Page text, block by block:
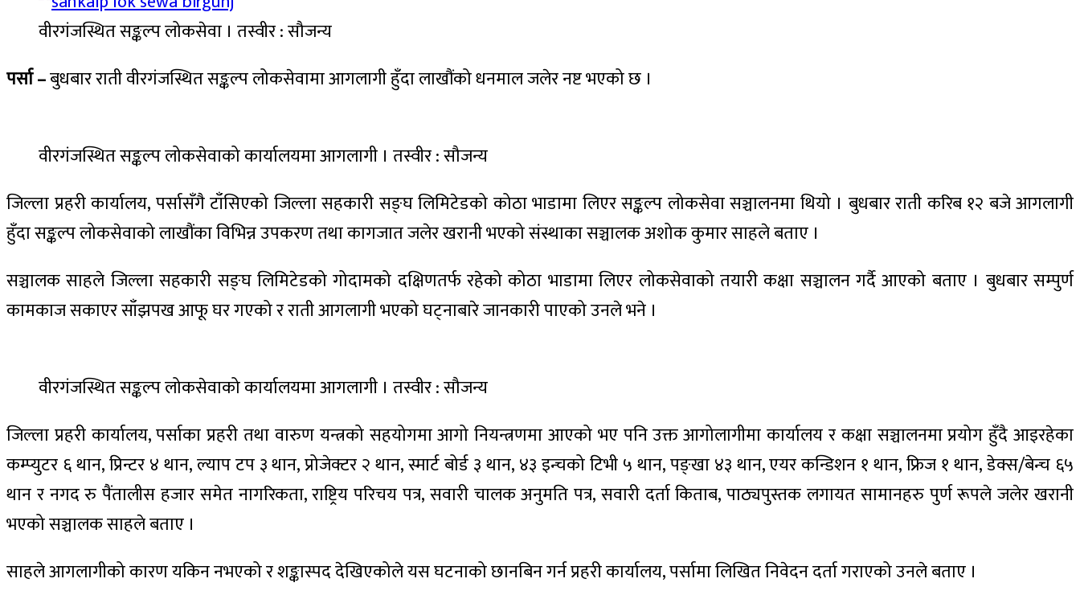
वीरगंजस्थित सङ्कल्प लोकसेवा । तस्वीर : सौजन्य
पर्सा –बुधबार राती वीरगंजस्थित सङ्कल्प लोकसेवामा आगलागी हुँदा लाखौंको धनमाल जलेर नष्ट भएको छ ।
वीरगंजस्थित सङ्कल्प लोकसेवाको कार्यालयमा आगलागी । तस्वीर : सौजन्य
जिल्ला प्रहरी कार्यालय, पर्सासँगै टाँसिएको जिल्ला सहकारी सङ्घ लिमिटेडको कोठा भाडामा लिएर सङ्कल्प लोकसेवा सञ्चालनमा थियो । बुधबार राती करिब १२ बजे आगलागी
हुँदा सङ्कल्प लोकसेवाको लाखौंका विभिन्न उपकरण तथा कागजात जलेर खरानी भएको संस्थाका सञ्चालक अशोक कुमार साहले बताए ।
सञ्चालक साहले जिल्ला सहकारी सङ्घ लिमिटेडको गोदामको दक्षिणतर्फ रहेको कोठा भाडामा लिएर लोकसेवाको तयारी कक्षा सञ्चालन गर्दै आएको बताए । बुधबार सम्पुर्ण
कामकाज सकाएर साँझपख आफू घर गएको र राती आगलागी भएको घट्नाबारे जानकारी पाएको उनले भने ।
वीरगंजस्थित सङ्कल्प लोकसेवाको कार्यालयमा आगलागी । तस्वीर : सौजन्य
जिल्ला प्रहरी कार्यालय, पर्साका प्रहरी तथा वारुण यन्त्रको सहयोगमा आगो नियन्त्रणमा आएको भए पनि उक्त आगोलागीमा कार्यालय र कक्षा सञ्चालनमा प्रयोग हुँदै आइरहेका
कम्प्युटर ६ थान, प्रिन्टर ४ थान, ल्याप टप ३ थान, प्रोजेक्टर २ थान, स्मार्ट बोर्ड ३ थान, ४३ इन्चको टिभी ५ थान, पङ्खा ४३ थान, एयर कन्डिशन १ थान, फ्रिज १ थान, डेक्स/बेन्च ६५
थान र नगद रु पैंतालीस हजार समेत नागरिकता, राष्ट्रिय परिचय पत्र, सवारी चालक अनुमति पत्र, सवारी दर्ता किताब, पाठ्यपुस्तक लगायत सामानहरु पुर्ण रूपले जलेर खरानी
भएको सञ्चालक साहले बताए ।
साहले आगलागीको कारण यकिन नभएको र शङ्कास्पद देखिएकोले यस घटनाको छानबिन गर्न प्रहरी कार्यालय, पर्सामा लिखित निवेदन दर्ता गराएको उनले बताए ।